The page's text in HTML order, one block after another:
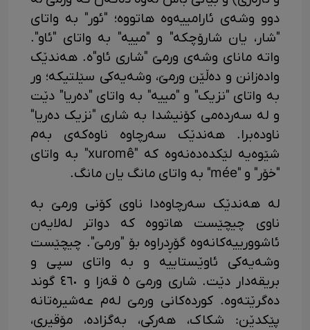
دوو وشەی ئارامییەوە هاتووە؛ "ئور" بە واتای
"شار، یان شارۆچکە" و "مییە" بە واتای "ئاو".
واتە مانای وشەی ورمێ "شاری ئاو"ە. هەندێک
وادەزانن و دەڵێن ورمێ، وشەیەکی سێلتیکە؛ ور
بە واتای "نزیک" و "مییە" بە واتای "دەریا" دێت
و لە سەردەمی کۆنیشدا بە شاری "نزیک دەریا"
ناودەبرا. هەندێک سەرچاوە ناوەکەی بەم
شێوەیە لێکدەدەنەوە کە "xuromê" بە واتای
"خۆر" و "mée" بە واتای مانگ یان مانگ.
لە هەندێک سەرچاوەدا ناوی کۆنی ورمێ بە
ناوی چیچێست هاتووە کە دواتر لەلایەن
ئاشوورییەکانەوە گۆڕدراوە بۆ "ورمێ". چیچێست
وشەیەکی ئاوێستاییە و بە واتای سپی و
بریقەدار دێت. شاری ورمێ ٥ قەزا و ٤٦٠ گوند
دەگرێتەوە. کوردەکانی ورمێ لەم عەشیرەتانە
پێکدێن: شکاک، هەرکی، بەگزادە، مۆقیری،